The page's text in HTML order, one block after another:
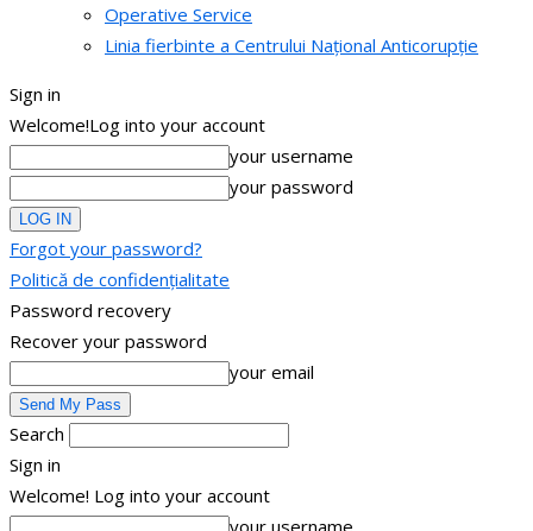
Operative Service
Linia fierbinte a Centrului Național Anticorupție
Sign in
Welcome!Log into your account
your username
your password
Forgot your password?
Politică de confidențialitate
Password recovery
Recover your password
your email
Search
Sign in
Welcome! Log into your account
your username